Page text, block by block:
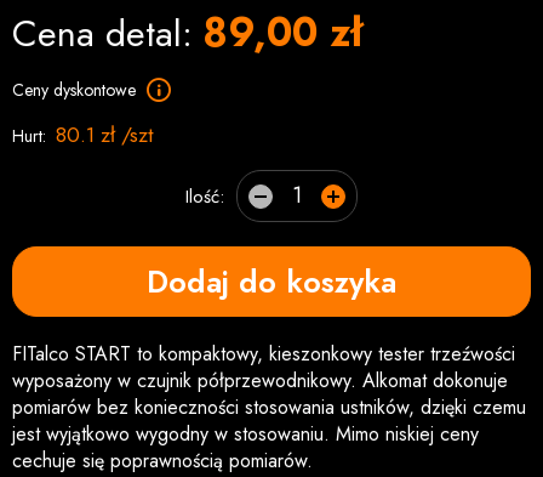
Cena detal: 89,00 zł
Ceny dyskontowe
Hurt: 80.1 zł /szt
Ilość:
Dodaj do koszyka
FITalco START to kompaktowy, kieszonkowy tester trzeźwości
wyposażony w czujnik półprzewodnikowy. Alkomat dokonuje
pomiarów bez konieczności stosowania ustników, dzięki czemu
jest wyjątkowo wygodny w stosowaniu. Mimo niskiej ceny
cechuje się poprawnością pomiarów.